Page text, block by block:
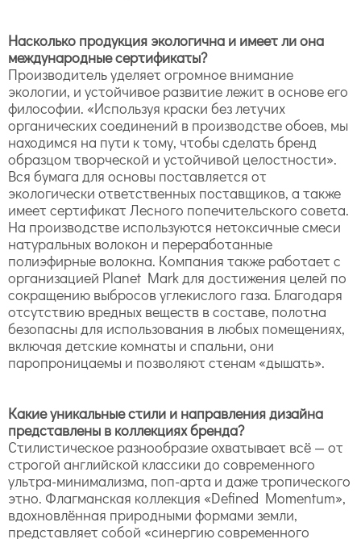
Насколько продукция экологична и имеет ли она
международные сертификаты?
Производитель уделяет огромное внимание
экологии, и устойчивое развитие лежит в основе его
философии. «Используя краски без летучих
органических соединений в производстве обоев, мы
находимся на пути к тому, чтобы сделать бренд
образцом творческой и устойчивой целостности».
Вся бумага для основы поставляется от
экологически ответственных поставщиков, а также
имеет сертификат Лесного попечительского совета.
На производстве используются нетоксичные смеси
натуральных волокон и переработанные
полиэфирные волокна. Компания также работает с
организацией Planet Mark для достижения целей по
сокращению выбросов углекислого газа. Благодаря
отсутствию вредных веществ в составе, полотна
безопасны для использования в любых помещениях,
включая детские комнаты и спальни, они
паропроницаемы и позволяют стенам «дышать».
Какие уникальные стили и направления дизайна
представлены в коллекциях бренда?
Стилистическое разнообразие охватывает всё — от
строгой английской классики до современного
ультра-минимализма, поп-арта и даже тропического
этно. Флагманская коллекция «Defined Momentum»,
вдохновлённая природными формами земли,
представляет собой «синергию современного